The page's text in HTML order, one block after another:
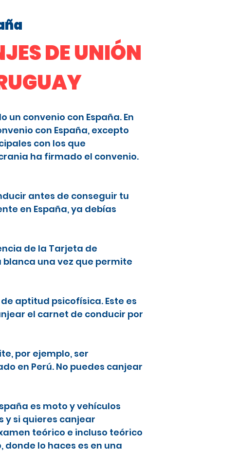
DE UNIÓN
convenio con España. En
con España, excepto
con los que
ha firmado el convenio.
antes de conseguir tu
en España, ya debías
de la Tarjeta de
una vez que permite
aptitud psicofísica. Este es
el carnet de conducir por
por ejemplo, ser
en Perú. No puedes canjear
es moto y vehículos
y si quieres canjear
teórico e incluso teórico
lo haces es en una